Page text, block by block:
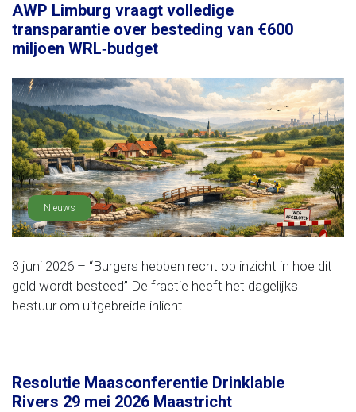
AWP Limburg vraagt volledige
transparantie over besteding van €600
miljoen WRL‑budget
Nieuws
3 juni 2026 – “Burgers hebben recht op inzicht in hoe dit
geld wordt besteed” De fractie heeft het dagelijks
bestuur om uitgebreide inlicht......
Resolutie Maasconferentie Drinklable
Rivers 29 mei 2026 Maastricht